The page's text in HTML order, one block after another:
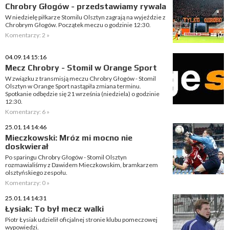
Chrobry Głogów - przedstawiamy rywala
W niedzielę piłkarze Stomilu Olsztyn zagrają na wyjeździe z
Chrobrym Głogów. Początek meczu o godzinie 12:30.
Komentarzy: 2 »
04.09.14 15:16
Mecz Chrobry - Stomil w Orange Sport
W związku z transmisją meczu Chrobry Głogów - Stomil
Olsztyn w Orange Sport nastąpiła zmiana terminu.
Spotkanie odbędzie się 21 września (niedziela) o godzinie
12:30.
Komentarzy: 6 »
25.01.14 14:46
Mieczkowski: Mróz mi mocno nie
doskwierał
Po sparingu Chrobry Głogów - Stomil Olsztyn
rozmawialiśmy z Dawidem Mieczkowskim, bramkarzem
olsztyńskiego zespołu.
Komentarzy: 0 »
25.01.14 14:31
Łysiak: To był mecz walki
Piotr Łysiak udzielił oficjalnej stronie klubu pomeczowej
wypowiedzi.